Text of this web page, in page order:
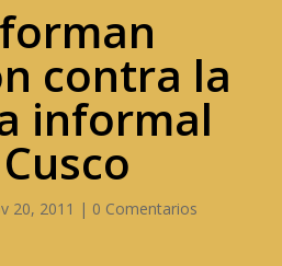
contra la
informal
20, 2011 | 0 Comentarios